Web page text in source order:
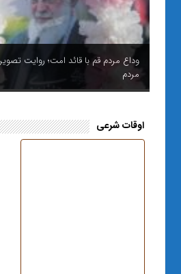
وداع مردم قم با قائد امت؛ روایت
مردم
اوقات شرعی